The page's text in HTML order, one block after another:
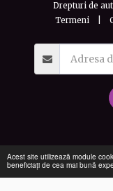
Acest site utilizează module
beneficiați de cea mai bună
Drepturi de
Termeni|